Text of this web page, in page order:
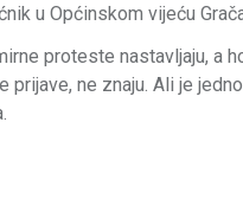
u Općinskom vijeću
proteste nastavljaju, a
prijave, ne znaju. Ali je